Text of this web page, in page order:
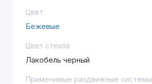
Цвет
Бежевые
Цвет стекла
Лакобель черный
Применимые раздвижные системы